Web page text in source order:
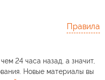
Правила
24 часа назад, а значит,
Новые материалы вы